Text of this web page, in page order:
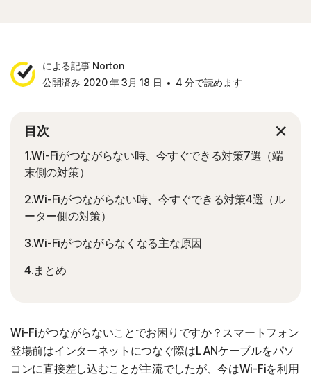
による記事 Norton
公開済み 2020 年 3月 18 日
4 分で読めます
目次
1.Wi-Fiがつながらない時、今すぐできる対策7選（端
末側の対策）
2.Wi-Fiがつながらない時、今すぐできる対策4選（ル
ーター側の対策）
3.Wi-Fiがつながらなくなる主な原因
4.まとめ
Wi-Fiがつながらないことでお困りですか？スマートフォン
登場前はインターネットにつなぐ際はLANケーブルをパソ
コンに直接差し込むことが主流でしたが、今はWi-Fiを利用